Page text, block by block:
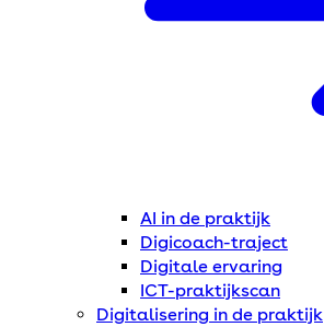
AI in de praktijk
Digicoach-traject
Digitale ervaring
ICT-praktijkscan
Digitalisering in de praktijk